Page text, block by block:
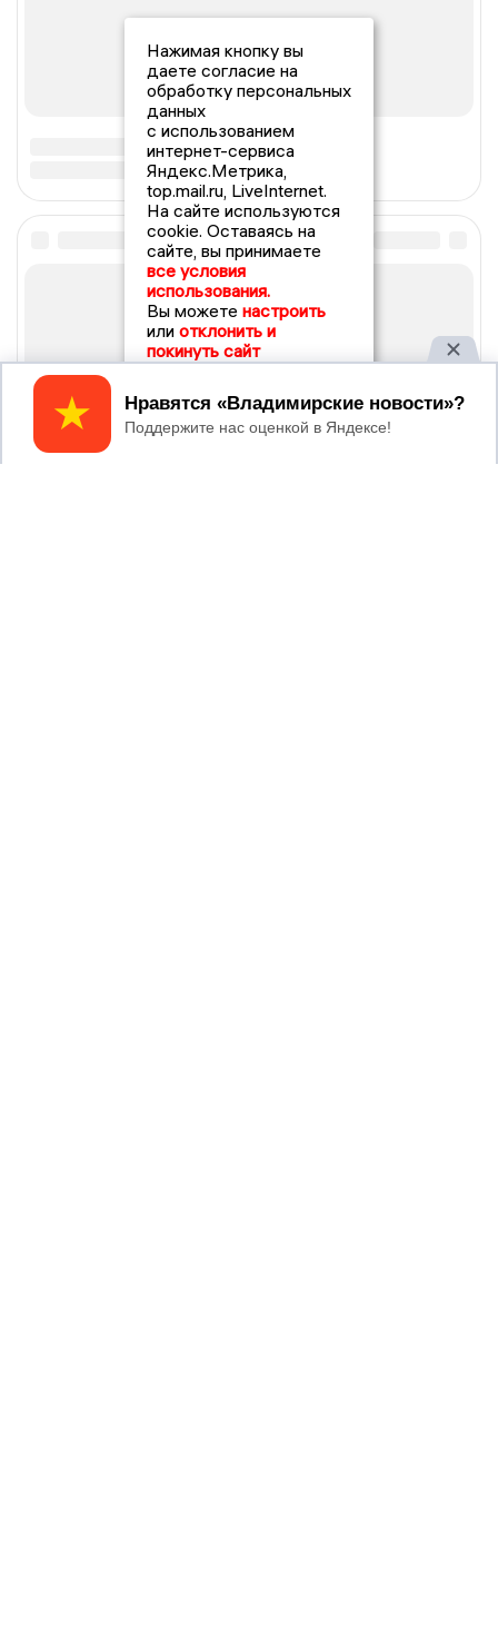
Нажимая кнопку вы
даете согласие на
обработку персональных
данных
с использованием
интернет-сервиса
Яндекс.Метрика,
top.mail.ru, LiveInternet.
На сайте используются
cookie. Оставаясь на
сайте, вы принимаете
все условия
использования.
Вы можете настроить
или отклонить и
покинуть сайт
Принять